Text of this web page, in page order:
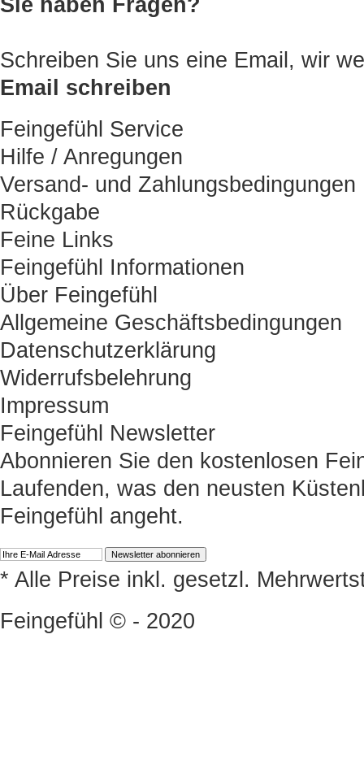
Sie haben Fragen?
Schreiben Sie uns eine Email, wir
Email schreiben
Feingefühl Service
Hilfe / Anregungen
Versand- und Zahlungsbedingungen
Rückgabe
Feine Links
Feingefühl Informationen
Über Feingefühl
Allgemeine Geschäftsbedingungen
Datenschutzerklärung
Widerrufsbelehrung
Impressum
Feingefühl Newsletter
Abonnieren Sie den kostenlosen
Laufenden, was den neusten
Feingefühl angeht.
* Alle Preise inkl. gesetzl.
Feingefühl © - 2020